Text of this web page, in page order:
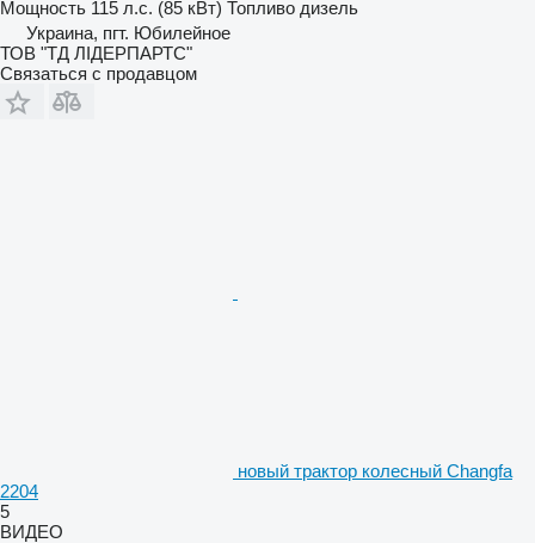
Мощность 115 л.с. (85 кВт) Топливо дизель
Украина, пгт. Юбилейное
ТОВ "ТД ЛІДЕРПАРТС"
Связаться с продавцом
новый трактор колесный Changfa
2204
5
ВИДЕО